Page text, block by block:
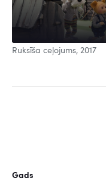
Ruksīša ceļojums, 2017
Gads